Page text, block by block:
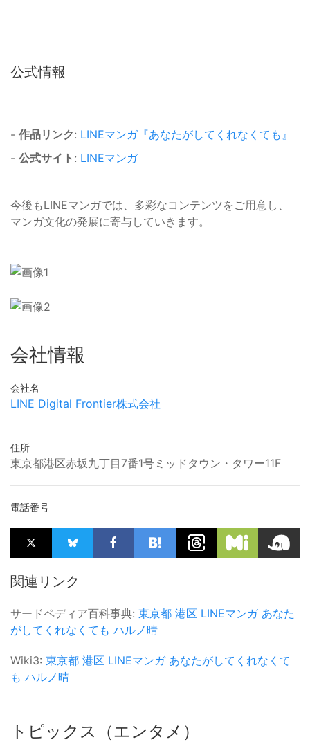
公式情報
- 作品リンク: LINEマンガ『あなたがしてくれなくても』
- 公式サイト : LINEマンガ
今後もLINEマンガでは、多彩なコンテンツをご用意し、
マンガ文化の発展に寄与していきます。
会社情報
会社名
LINE Digital Frontier株式会社
住所
東京都港区赤坂九丁目7番1号ミッドタウン・タワー11F
電話番号
関連リンク
サードペディア百科事典: 東京都 港区 LINEマンガ あなた
がしてくれなくても ハルノ晴
Wiki3: 東京都 港区 LINEマンガ あなたがしてくれなくて
も ハルノ晴
トピックス（エンタメ）